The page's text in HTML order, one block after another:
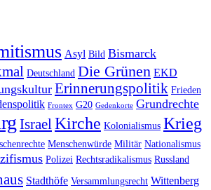
Asyl Bild Bismarck
Deutschland Die Grünen EKD
Erinnerungspolitik Frieden
Frontex G20 Gedenkorte Grundrechte
IsraelKirche Kolonialismus Krieg
Menschenwürde Militär Nationalismus
Polizei Rechtsradikalismus Russland
Stadthöfe Versammlungsrecht Wittenberg